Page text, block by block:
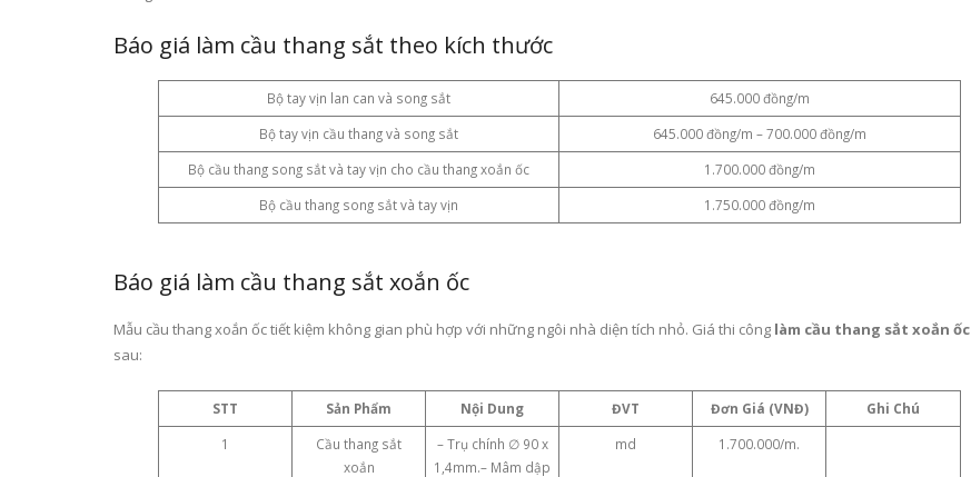
Báo giá làm cầu thang sắt theo kích thước
Bộ tay vịn lan can và song sắt
645.000 đồng/m
Bộ tay vịn cầu thang và song sắt
645.000 đồng/m – 700.000 đồng/m
Bộ cầu thang song sắt và tay vịn cho cầu thang xoắn ốc
1.700.000 đồng/m
Bộ cầu thang song sắt và tay vịn
1.750.000 đồng/m
Báo giá làm cầu thang sắt xoắn ốc
Mẫu cầu thang xoắn ốc tiết kiệm không gian phù hợp với những ngôi nhà diện tích nhỏ. Giá thi công làm cầu thang sắt xoắn ốc
sau:
STT Sản Phẩm Nội Dung ĐVT Đơn Giá (VNĐ)
Ghi Chú
1
Cầu thang sắt
xoắn
– Trụ chính ∅ 90 x
1,4mm.– Mâm dập
md 1.700.000/m.